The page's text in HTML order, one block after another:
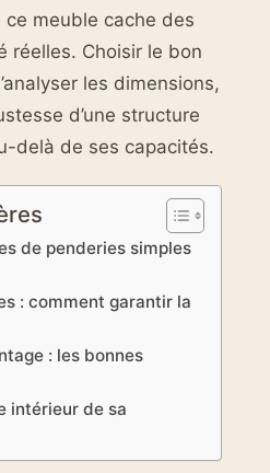
meuble cache des
réelles. Choisir le bon
les dimensions,
d’une structure
delà de ses capacités.
de penderies simples
: comment garantir la
: les bonnes
intérieur de sa